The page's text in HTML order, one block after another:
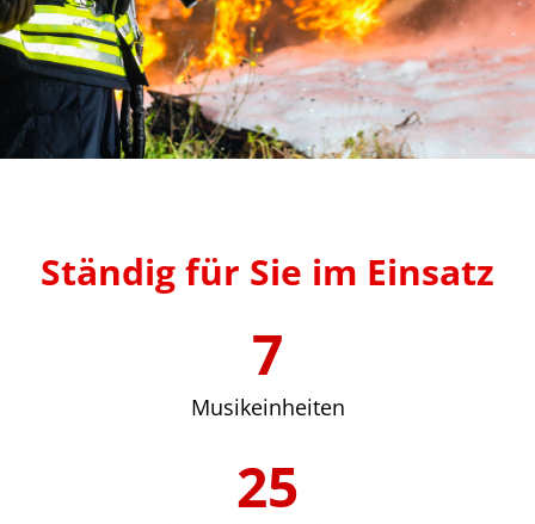
Ständig für Sie im Einsatz
Musikeinheiten
7
25